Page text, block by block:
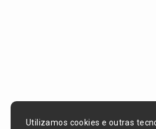
Utilizamos cookies e outras